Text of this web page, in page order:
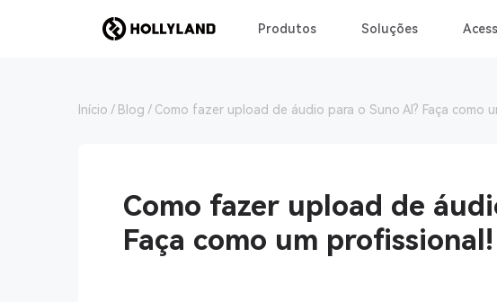
Produtos Soluções
Início Blog Como fazer upload de áudio para o Suno AI? Faça como
Como fazer upload de
Faça como um profissional!